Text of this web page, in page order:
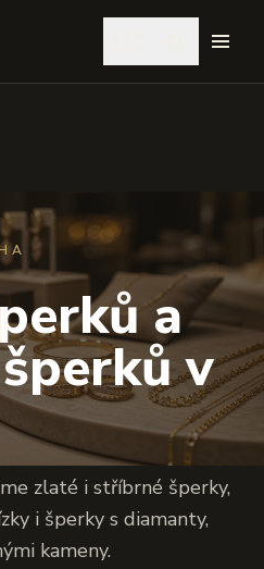
a
v
zlaté i stříbrné šperky,
i šperky s diamanty,
kameny.